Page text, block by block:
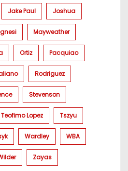
Jake Paul Joshua
Mayweather
Ortiz Pacquiao
Rodriguez
Stevenson
Teofimo Lopez Tszyu
Wardley WBA
Zayas